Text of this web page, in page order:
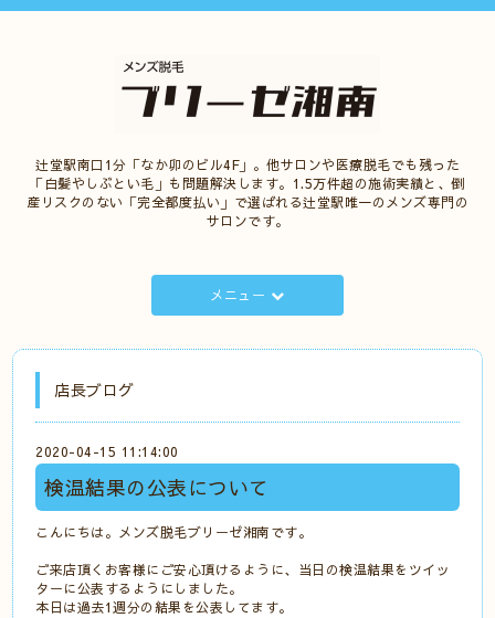
辻堂駅南口1分「なか卯のビル4F」。他サロンや医療脱毛でも残った
「白髪やしぶとい毛」も問題解決します。1.5万件超の施術実績と、倒
産リスクのない「完全都度払い」で選ばれる辻堂駅唯一のメンズ専門の
サロンです。
メニュー
店長ブログ
2020-04-15 11:14:00
検温結果の公表について
こんにちは。メンズ脱毛ブリーゼ湘南です。
ご来店頂くお客様にご安心頂けるように、当日の検温結果を ツイッ
ターに公表するようにしました。
本日は過去1週分の結果を公表してます。